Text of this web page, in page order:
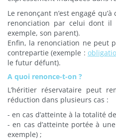
Le renonçant n’est engagé
renonciation par celui dont il
exemple, son parent).
Enfin, la renonciation ne peut
contrepartie (exemple :
le futur défunt).
A quoi renonce-t-on ?
L’héritier réservataire peut
réduction dans plusieurs cas :
- en cas d’atteinte à la totalité
- en cas d’atteinte portée à
exemple) ;